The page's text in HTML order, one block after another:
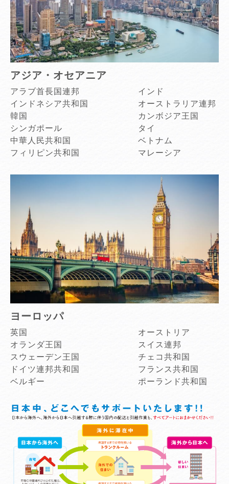
アジア・オセアニア
アラブ首長国連邦
インド
インドネシア共和国
オーストラリア連邦
韓国
カンボジア王国
シンガポール
タイ
中華人民共和国
ベトナム
フィリピン共和国
マレーシア
ヨーロッパ
英国
オーストリア
オランダ王国
スイス連邦
スウェーデン王国
チェコ共和国
ドイツ連邦共和国
フランス共和国
ベルギー
ポーランド共和国